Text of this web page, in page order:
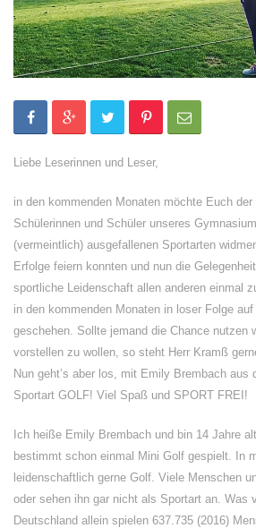
Liebe Leserinnen und Leser,
in den kommenden Monaten möchte Euch
Schülerinnen und Schüler unseres
(vermeintlich) ausgefallenen Sportarten
Erfolge feiern konnten und nun die
sportliche Leidenschaft allen anderen einmal
in den kommenden Monaten in loser Folge
geschehen. Sollte jemand die Chance nutzen
vorstellen zu wollen, so steht Herr Kramß
Nun geht’s aber los, mit Emily Brembach aus
Sportart GOLF! Viel Spaß und SPORT FREI!
Ich heiße Emily Brembach und bin 14 Jahre
bestimmt schon einmal Mini Golf gespielt. In
leidenschaftlich gerne Golf. Viele Menschen
oder sehen ihn gar nicht als Sportart an. Was
Deutschland allein spielen 637.735 (2016)